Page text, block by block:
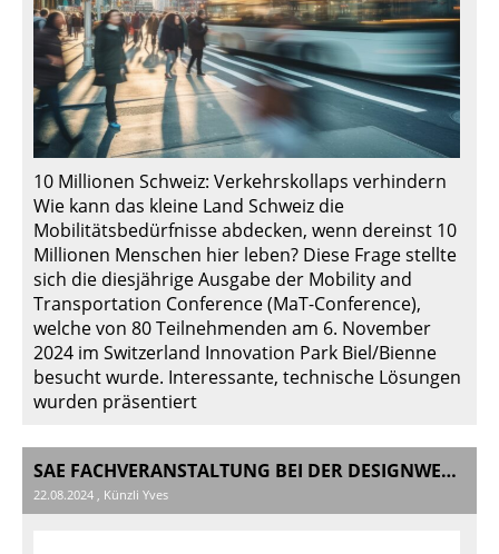
10 Millionen Schweiz: Verkehrskollaps verhindern
Wie kann das kleine Land Schweiz die
Mobilitätsbedürfnisse abdecken, wenn dereinst 10
Millionen Menschen hier leben? Diese Frage stellte
sich die diesjährige Ausgabe der Mobility and
Transportation Conference (MaT-Conference),
welche von 80 Teilnehmenden am 6. November
2024 im Switzerland Innovation Park Biel/Bienne
besucht wurde. Interessante, technische Lösungen
wurden präsentiert
SAE FACHVERANSTALTUNG BEI DER DESIGNWERK TECHNOLOGIES AG IN WINTERTHUR
22.08.2024 , Künzli Yves